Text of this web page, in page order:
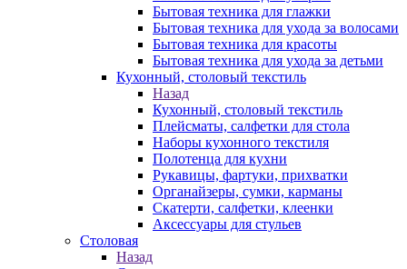
Бытовая техника для глажки
Бытовая техника для ухода за волосами
Бытовая техника для красоты
Бытовая техника для ухода за детьми
Кухонный, столовый текстиль
Назад
Кухонный, столовый текстиль
Плейсматы, салфетки для стола
Наборы кухонного текстиля
Полотенца для кухни
Рукавицы, фартуки, прихватки
Органайзеры, сумки, карманы
Скатерти, салфетки, клеенки
Аксессуары для стульев
Столовая
Назад